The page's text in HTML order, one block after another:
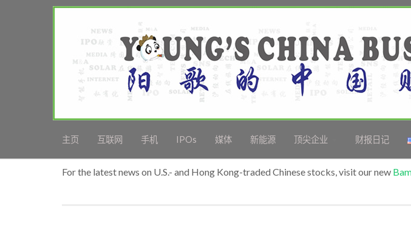
主页 互联网 手机 IPOs 媒体 新能源 顶尖企业 财报日记
For the latest news on U.S.- and Hong Kong-traded Chinese stocks, visit our new